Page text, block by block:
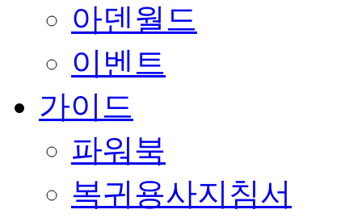
아덴월드
이벤트
가이드
파워북
복귀용사지침서